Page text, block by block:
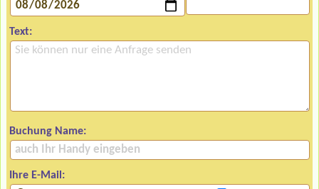
Text:
Buchung Name:
Ihre E-Mail: